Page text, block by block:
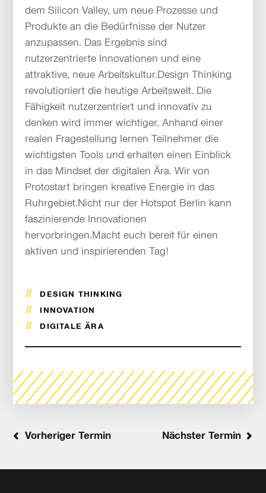
dem Silicon Valley, um neue Prozesse und
Produkte an die Bedürfnisse der Nutzer
anzupassen. Das Ergebnis sind
nutzerzentrierte Innovationen und eine
attraktive, neue Arbeitskultur.Design Thinking
revolutioniert die heutige Arbeitswelt. Die
Fähigkeit nutzerzentriert und innovativ zu
denken wird immer wichtiger. Anhand einer
realen Fragestellung lernen Teilnehmer die
wichtigsten Tools und erhalten einen Einblick
in das Mindset der digitalen Ära. Wir von
Protostart bringen kreative Energie in das
Ruhrgebiet.Nicht nur der Hotspot Berlin kann
faszinierende Innovationen
hervorbringen.Macht euch bereit für einen
aktiven und inspirierenden Tag!
DESIGN THINKING
INNOVATION
DIGITALE ÄRA
Vorheriger Termin Nächster Termin